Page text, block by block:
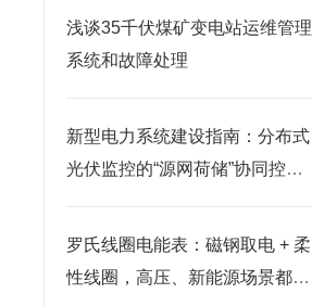
浅谈35千伏煤矿变电站运维管理
系统和故障处理
新型电力系统建设指南：分布式
光伏监控的“源网荷储”协同控制
罗氏线圈电能表：磁钢取电 + 柔
性线圈，高压、新能源场景都适